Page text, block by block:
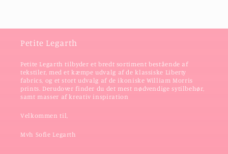
Petite Legarth
Petite Legarth tilbyder et bredt sortiment bestående af
tekstiler, med et kæmpe udvalg af de klassiske Liberty
fabrics, og et stort udvalg af de ikoniske William Morris
prints. Derudover finder du det mest nødvendige sytilbehør,
samt masser af kreativ inspiration
Velkommen til,
Mvh Sofie Legarth